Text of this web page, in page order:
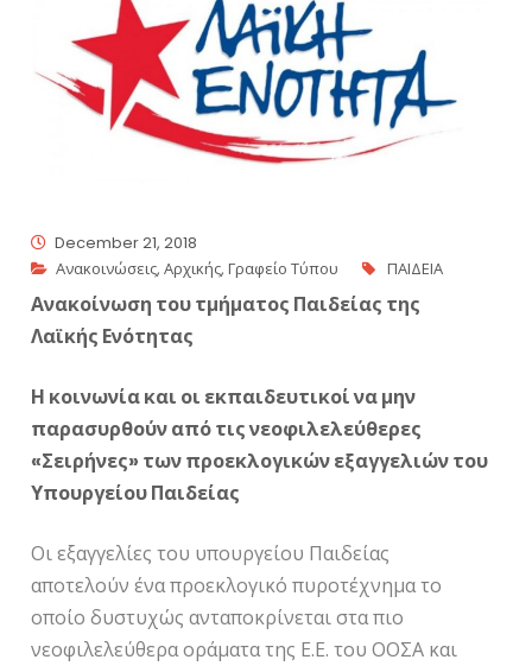
December 21, 2018
Ανακοινώσεις,Αρχικής,Γραφείο Τύπου ΠΑΙΔΕΙΑ
Ανακοίνωση του τμήματος Παιδείας της
Λαϊκής Ενότητας
Η κοινωνία και οι εκπαιδευτικοί να μην
παρασυρθούν από τις νεοφιλελεύθερες
«Σειρήνες» των προεκλογικών εξαγγελιών του
Υπουργείου Παιδείας
Οι εξαγγελίες του υπουργείου Παιδείας
αποτελούν ένα προεκλογικό πυροτέχνημα το
οποίο δυστυχώς ανταποκρίνεται στα πιο
νεοφιλελεύθερα οράματα της Ε.Ε. του ΟΟΣΑ και